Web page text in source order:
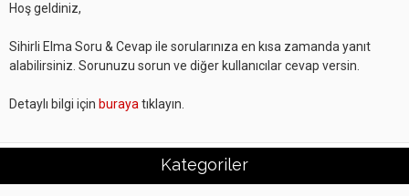
Hoş geldiniz,
Sihirli Elma Soru & Cevap ile sorularınıza en kısa zamanda yanıt
alabilirsiniz. Sorunuzu sorun ve diğer kullanıcılar cevap versin.
Detaylı bilgi için buraya tıklayın.
Kategoriler